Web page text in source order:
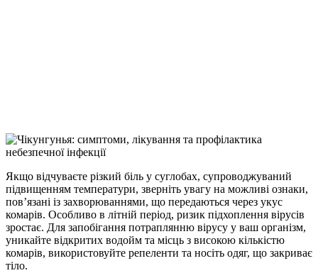
Якщо відчуваєте різкий біль у суглобах, супроводжуваний
підвищенням температури, зверніть увагу на можливі ознаки,
пов’язані із захворюваннями, що передаються через укус
комарів. Особливо в літній період, ризик підхоплення вірусів
зростає. Для запобігання потраплянню вірусу у ваш організм,
уникайте відкритих водойм та місць з високою кількістю
комарів, використовуйте репеленти та носіть одяг, що закриває
тіло.